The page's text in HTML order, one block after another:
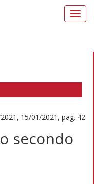
15/01/2021, pag. 42
secondo